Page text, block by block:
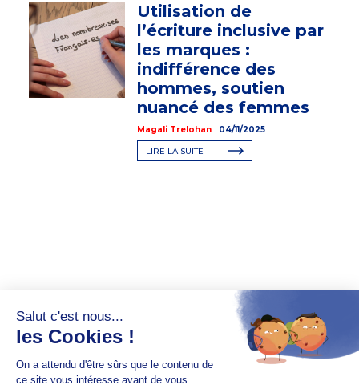
Utilisation de
l’écriture inclusive par
les marques :
indifférence des
hommes, soutien
nuancé des femmes
Magali Trelohan 04/11/2025
LIRE LA SUITE